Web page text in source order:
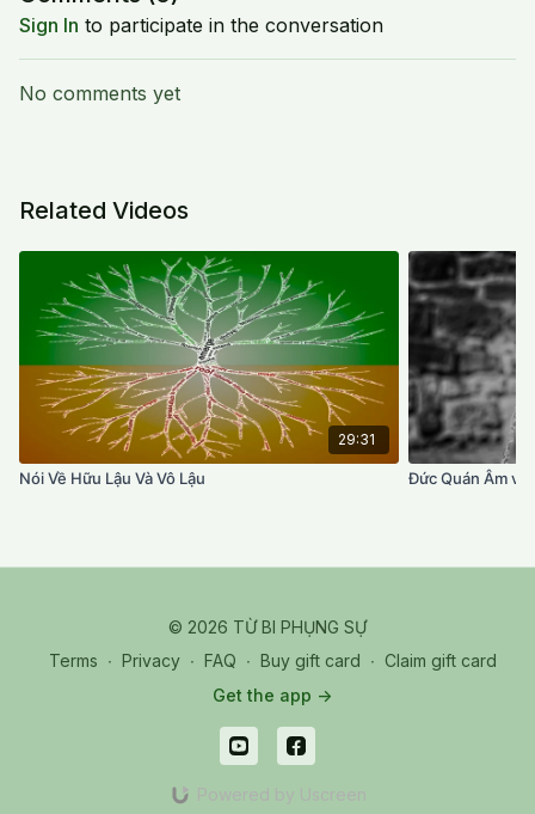
Sign In to participate in the conversation
No comments yet
Related Videos
29:31
Nói Về Hữu Lậu Và Vô Lậu Đức Quán Âm và
© 2026 TỪ BI PHỤNG SỰ
Terms ∙ Privacy ∙ FAQ ∙ Buy gift card ∙ Claim gift card
Get the app ->
Powered by Uscreen